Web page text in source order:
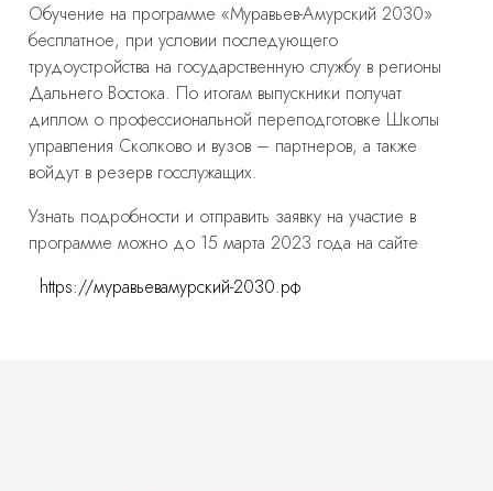
Обучение на программе «Муравьев-Амурский 2030»
бесплатное, при условии последующего
трудоустройства на государственную службу в регионы
Дальнего Востока. По итогам выпускники получат
диплом о профессиональной переподготовке Школы
управления Сколково и вузов – партнеров, а также
войдут в резерв госслужащих.
Узнать подробности и отправить заявку на участие в
программе можно до 15 марта 2023 года на сайте
https://муравьевамурский-2030.рф